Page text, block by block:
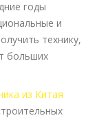
годы
и
технику,
больших
из Китая